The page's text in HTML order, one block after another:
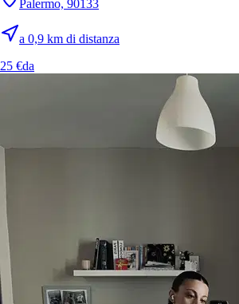
Palermo, 90133
a 0,9 km di distanza
25 €da